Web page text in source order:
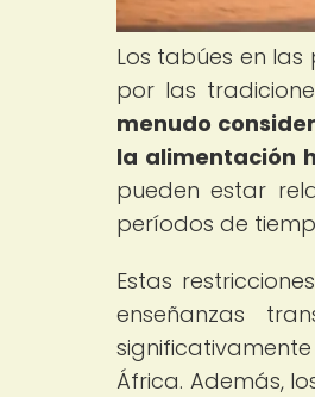
Los tabúes en
por las
menudo
la alimentación
pueden estar
períodos de
Estas
enseñanzas
África. Además,